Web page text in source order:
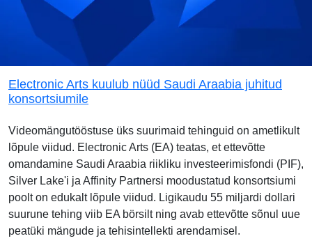
Electronic Arts kuulub nüüd Saudi Araabia juhitud
konsortsiumile
Videomängutööstuse üks suurimaid tehinguid on ametlikult
lõpule viidud. Electronic Arts (EA) teatas, et ettevõtte
omandamine Saudi Araabia riikliku investeerimisfondi (PIF),
Silver Lake'i ja Affinity Partnersi moodustatud konsortsiumi
poolt on edukalt lõpule viidud. Ligikaudu 55 miljardi dollari
suurune tehing viib EA börsilt ning avab ettevõtte sõnul uue
peatüki mängude ja tehisintellekti arendamisel.